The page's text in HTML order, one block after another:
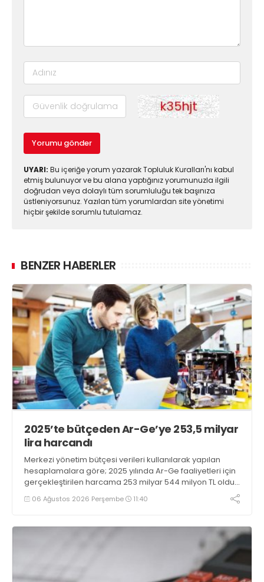
Yorumu gönder
UYARI: Bu içeriğe yorum yazarak Topluluk Kuralları'nı kabul
etmiş bulunuyor ve bu alana yaptığınız yorumunuzla ilgili
doğrudan veya dolaylı tüm sorumluluğu tek başınıza
üstleniyorsunuz. Yazılan tüm yorumlardan site yönetimi
hiçbir şekilde sorumlu tutulamaz.
BENZER HABERLER
2025’te bütçeden Ar-Ge’ye 253,5 milyar
lira harcandı
Merkezi yönetim bütçesi verileri kullanılarak yapılan
hesaplamalara göre; 2025 yılında Ar-Ge faaliyetleri için
gerçekleştirilen harcama 253 milyar 544 milyon TL oldu.
Ar-Ge harcamalarının merkezi yönetim bütçesi
içerisindeki oranı yüzde 1,58 oldu
06 Ağustos 2026 Perşembe 11:40